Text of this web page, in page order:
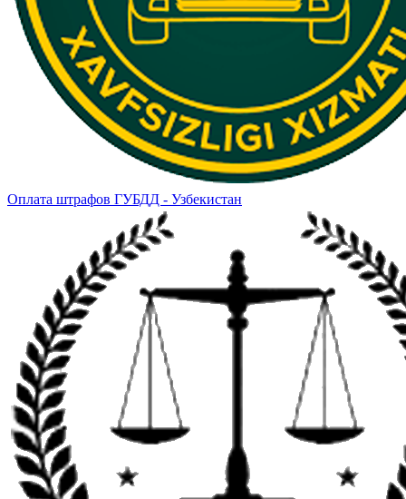
Оплата штрафов ГУБДД - Узбекистан